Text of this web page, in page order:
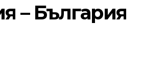
– България